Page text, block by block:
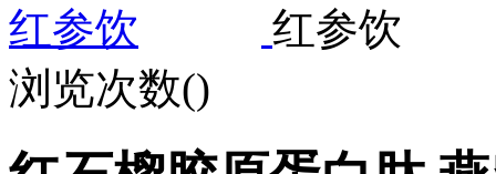
浏览次数()